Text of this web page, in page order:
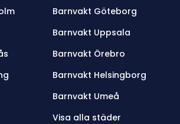
Barnvakt Göteborg
Barnvakt Uppsala
Barnvakt Örebro
Barnvakt Helsingborg
Barnvakt Umeå
Visa alla städer